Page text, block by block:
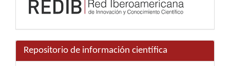
Repositorio de información científica